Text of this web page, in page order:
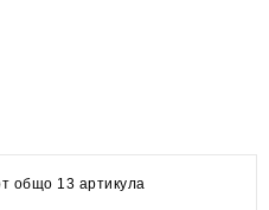
общо 13 артикула